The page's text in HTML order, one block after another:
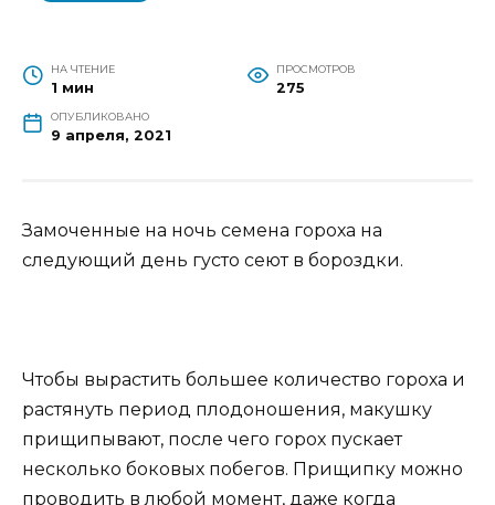
НА ЧТЕНИЕ
1 мин
ПРОСМОТРОВ
275
ОПУБЛИКОВАНО
9 апреля, 2021
Замоченные на ночь семена гороха на
следующий день густо сеют в бороздки.
Чтобы вырастить большее количество гороха и
растянуть период плодоношения, макушку
прищипывают, после чего горох пускает
несколько боковых побегов. Прищипку можно
проводить в любой момент, даже когда